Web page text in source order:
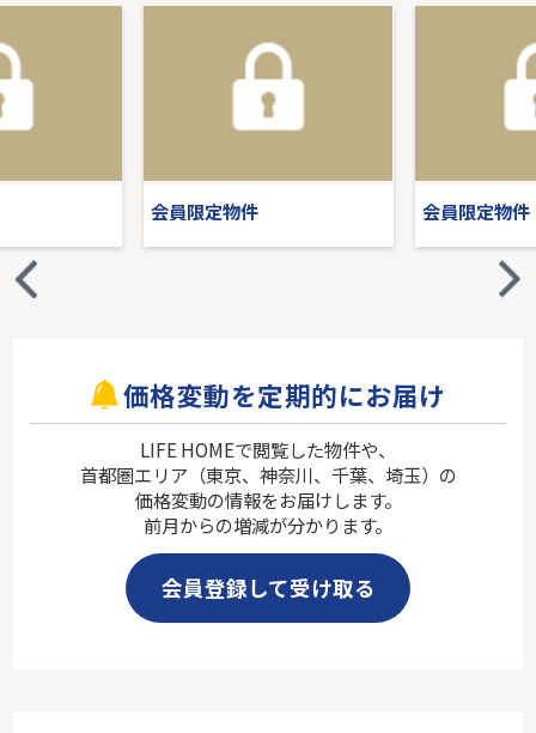
会員限定物件 会員限定物件
価格変動を定期的にお届け
LIFE HOMEで閲覧した物件や、
首都圏エリア（東京、神奈川、千葉、埼玉）の
価格変動の情報をお届けします。
前月からの増減が分かります。
会員登録して受け取る